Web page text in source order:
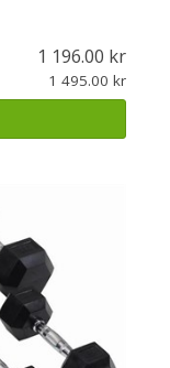
1 196.00
1 495.00